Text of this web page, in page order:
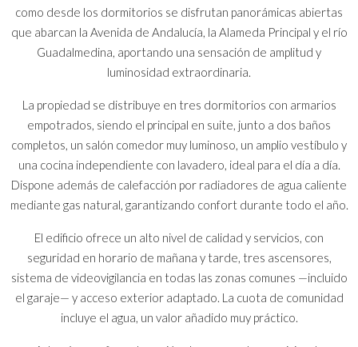
como desde los dormitorios se disfrutan panorámicas abiertas
que abarcan la Avenida de Andalucía, la Alameda Principal y el río
Guadalmedina, aportando una sensación de amplitud y
luminosidad extraordinaria.
La propiedad se distribuye en tres dormitorios con armarios
empotrados, siendo el principal en suite, junto a dos baños
completos, un salón comedor muy luminoso, un amplio vestíbulo y
una cocina independiente con lavadero, ideal para el día a día.
Dispone además de calefacción por radiadores de agua caliente
mediante gas natural, garantizando confort durante todo el año.
El edificio ofrece un alto nivel de calidad y servicios, con
seguridad en horario de mañana y tarde, tres ascensores,
sistema de videovigilancia en todas las zonas comunes —incluido
el garaje— y acceso exterior adaptado. La cuota de comunidad
incluye el agua, un valor añadido muy práctico.